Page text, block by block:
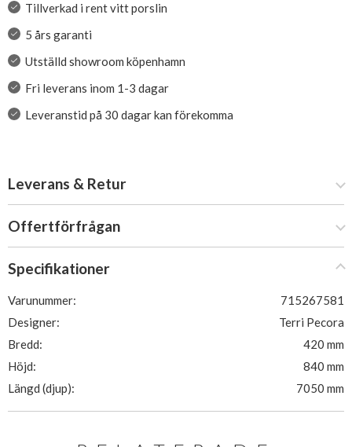
Tillverkad i rent vitt porslin
5 års garanti
Utställd showroom köpenhamn
Fri leverans inom 1-3 dagar
Leveranstid på 30 dagar kan förekomma
Leverans & Retur
Offertförfrågan
Specifikationer
Varunummer:
715267581
Designer:
Terri Pecora
Bredd:
420 mm
Höjd:
840 mm
Längd (djup):
7050 mm